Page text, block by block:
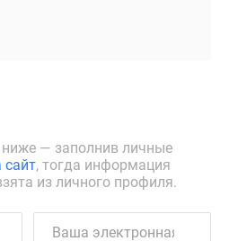
— заполнив личные
сайт, тогда информация
из личного профиля.